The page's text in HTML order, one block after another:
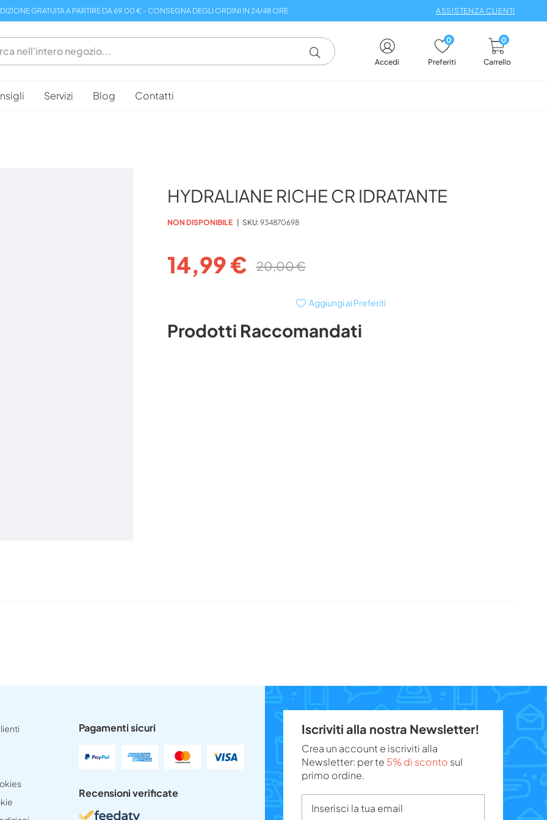
GRATUITA A PARTIRE DA 69.00 € - CONSEGNA DEGLI ORDINI IN 24/48 ORE ASSISTENZA CLIENTI
Accedi Preferiti
0
Carrello
0
Servizi Blog Contatti
HYDRALIANE RICHE CR IDRATANTE
NON DISPONIBILE SKU 934870698
14,99 € 20,00 €
Aggiungi ai Preferiti
Prodotti Raccomandati
Pagamenti sicuri
Recensioni verificate
Iscriviti alla nostra Newsletter!
Crea un account e iscriviti alla
Newsletter: per te 5% di sconto sul
primo ordine.